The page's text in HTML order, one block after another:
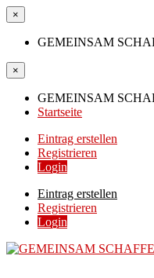
×
GEMEINSAM
×
GEMEINSAM
Startseite
Eintrag erstellen
Registrieren
Login
Eintrag erstellen
Registrieren
Login